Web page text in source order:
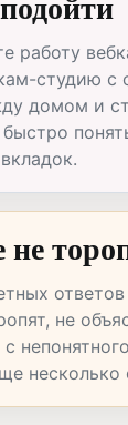
работу
студию с
домом и
не
несколько